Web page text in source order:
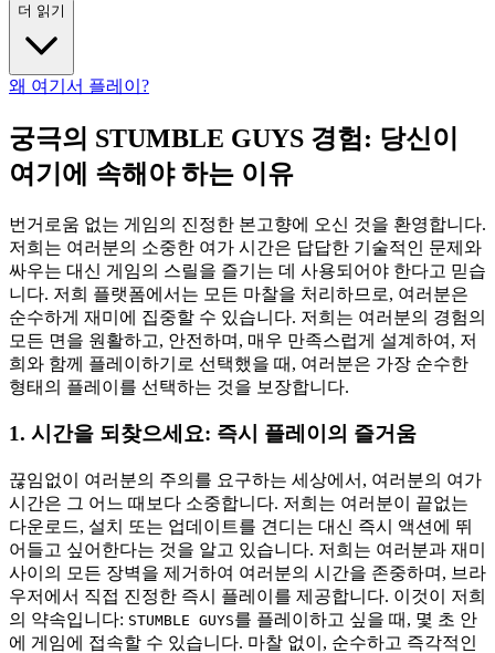
더 읽기
왜 여기서 플레이?
궁극의 STUMBLE GUYS 경험: 당신이
여기에 속해야 하는 이유
번거로움 없는 게임의 진정한 본고향에 오신 것을 환영합니다.
저희는 여러분의 소중한 여가 시간은 답답한 기술적인 문제와
싸우는 대신 게임의 스릴을 즐기는 데 사용되어야 한다고 믿습
니다. 저희 플랫폼에서는 모든 마찰을 처리하므로, 여러분은
순수하게 재미에 집중할 수 있습니다. 저희는 여러분의 경험의
모든 면을 원활하고, 안전하며, 매우 만족스럽게 설계하여, 저
희와 함께 플레이하기로 선택했을 때, 여러분은 가장 순수한
형태의 플레이를 선택하는 것을 보장합니다.
1. 시간을 되찾으세요: 즉시 플레이의 즐거움
끊임없이 여러분의 주의를 요구하는 세상에서, 여러분의 여가
시간은 그 어느 때보다 소중합니다. 저희는 여러분이 끝없는
다운로드, 설치 또는 업데이트를 견디는 대신 즉시 액션에 뛰
어들고 싶어한다는 것을 알고 있습니다. 저희는 여러분과 재미
사이의 모든 장벽을 제거하여 여러분의 시간을 존중하며, 브라
우저에서 직접 진정한 즉시 플레이를 제공합니다. 이것이 저희
의 약속입니다: STUMBLE GUYS를 플레이하고 싶을 때, 몇 초 안
에 게임에 접속할 수 있습니다. 마찰 없이, 순수하고 즉각적인